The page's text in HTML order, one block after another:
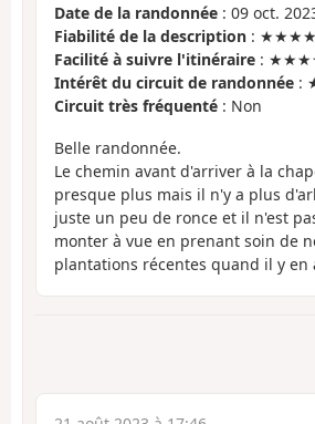
Date de la randonnée : 09 oct.
Fiabilité de la description :
Facilité à suivre l'itinéraire :
Intérêt du circuit de randonnée :
Circuit très fréquenté : Non
Belle randonnée.
Le chemin avant d'arriver à la
presque plus mais il n'y a plus
juste un peu de ronce et il n'est
monter à vue en prenant soin de
plantations récentes quand il y en